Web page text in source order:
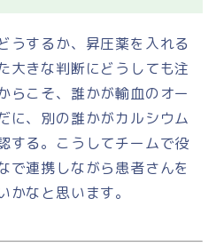
うするか、昇圧薬を入れる
大きな判断にどうしても注
らこそ、誰かが輸血のオー
に、別の誰かがカルシウム
する。こうしてチームで役
で連携しながら患者さんを
かなと思います。